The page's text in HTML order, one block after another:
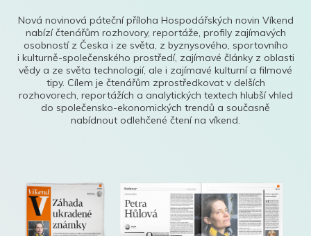
Nová novinová páteční příloha Hospodářských novin Víkend
nabízí čtenářům rozhovory, reportáže, profily zajímavých
osobností z Česka i ze světa, z byznysového, sportovního
i kulturně-společenského prostředí, zajímavé články z oblasti
vědy a ze světa technologií, ale i zajímavé kulturní a filmové
tipy. Cílem je čtenářům zprostředkovat v delších
rozhovorech, reportážích a analytických textech hlubší vhled
do společensko-ekonomických trendů a současně
nabídnout odlehčené čtení na víkend.